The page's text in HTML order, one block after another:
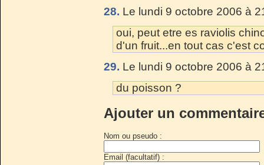
28. Le lundi 9 octobre 2006 à
oui, peut etre es raviolis
d'un fruit...en tout cas c'est
29. Le lundi 9 octobre 2006 à
du poisson ?
Ajouter un
Nom ou pseudo :
Email (facultatif) :